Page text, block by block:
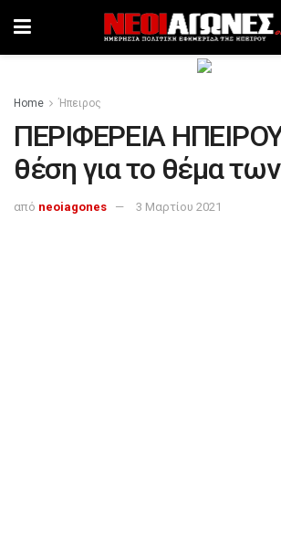
Home Ήπειρος
ΠΕΡΙΦΕΡΕΙΑ
θέση για το θέμα
από neoiagones 3 Μαρτίου 2021